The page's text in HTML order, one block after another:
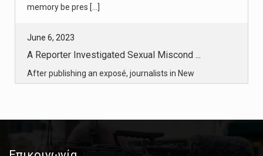
A Reporter Investigated Sexual Miscond ...
After publishing an exposé, journalists in New
Hampshire faced broken [...]
convictions to open th [...]